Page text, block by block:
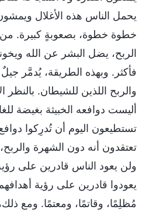
يحمل الناس هذه الأغلال
خطوة خطوة، بصعوبةٍ كبيرة.
الربح، يضل البشر عن الله
فأكثر. وبهذه الطريقة، يُدمَّر
والربح اللذين للشيطان. بالنظر
أليست دوافعه الخبيثة بغيضة
تستطيعون اليوم أن تُدرِكوا
تعتقدون أنه دون الشهرة
ولن يعود الناس قادرين على
يعودوا قادرين على رؤية
مُظلِمًا، وقاتمًا، ومعتمًا. ومع